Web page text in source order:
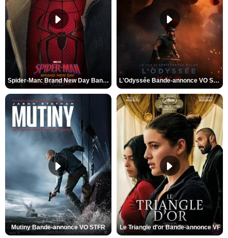
Spider-Man: Brand New Day Bande-annonce VO STFR L'Odyssée Bande-annonce VO STFR
Mutiny Bande-annonce VO STFR Le Triangle d'or Bande-annonce VF